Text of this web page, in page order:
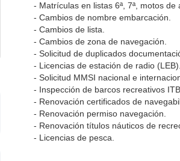
- Matrículas en listas 6ª, 7ª, motos de
- Cambios de nombre embarcación.
- Cambios de lista.
- Cambios de zona de navegación.
- Solicitud de duplicados
- Licencias de estación de radio (LEB).
- Solicitud MMSI nacional e
- Inspección de barcos recreativos ITB.
- Renovación certificados de
- Renovación permiso navegación.
- Renovación títulos náuticos de
- Licencias de pesca.